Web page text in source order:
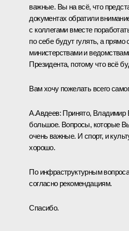
важные. Вы на всё, что
документах обратили
с коллегами вместе
по себе будут гулять, а
министерствами и
Президента, потому что всё
Вам хочу пожелать всего
А.Авдеев: Принято, Владимир
большое. Вопросы, которые
очень важные. И спорт, и
хорошо.
По инфраструктурным
согласно рекомендациям.
Спасибо.